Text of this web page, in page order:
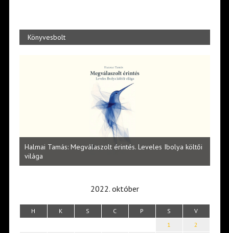
Könyvesbolt
Halmai Tamás: Megválaszolt érintés. Leveles Ibolya költői
világa
2022. október
H K S C P S V
1
2